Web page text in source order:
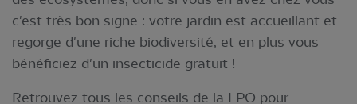
c'est très bon signe : votre jardin est accueillant et
regorge d'une riche biodiversité, et en plus vous
bénéficiez d'un insecticide gratuit !
Retrouvez tous les conseils de la LPO pour